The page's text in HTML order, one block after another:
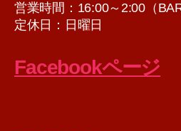
営業時間：16:00～2:00（
定休日：日曜日
Facebookページ